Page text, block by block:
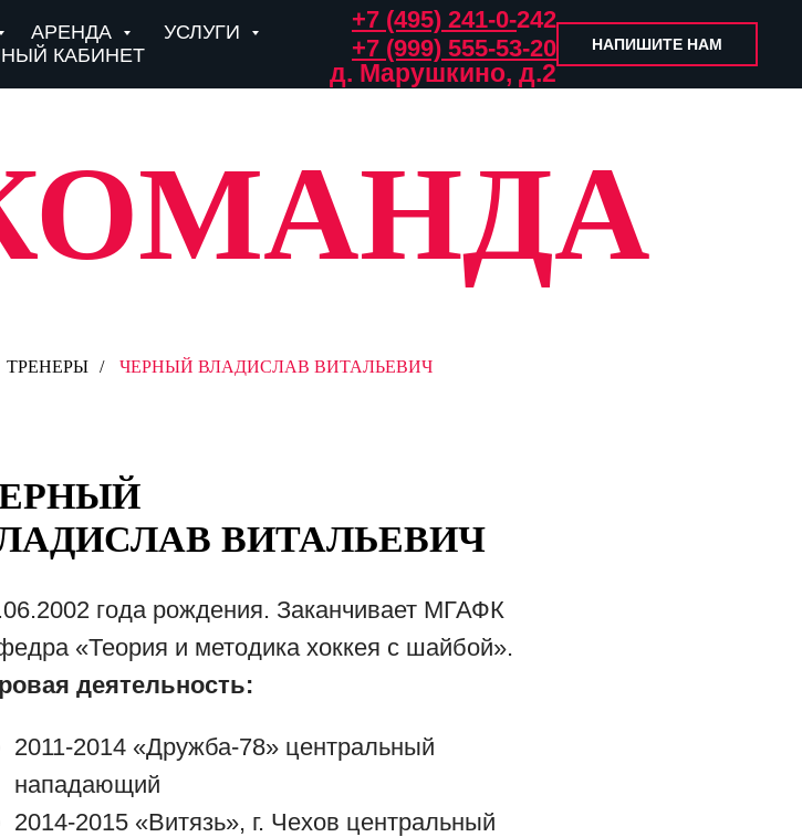
АРЕНДА
УСЛУГИ
КАБИНЕТ
+7 (495) 241-0-242
+7 (999) 555-53-20
д. Марушкино, д.2
НАПИШИТЕ НАМ
ТРЕНЕРЫ / ЧЕРНЫЙ ВЛАДИСЛАВ ВИТАЛЬЕВИЧ
ВИТАЛЬЕВИЧ
года рождения. Заканчивает МГАФК
«Теория и методика хоккея с шайбой».
деятельность:
2011-2014 «Дружба-78» центральный
нападающий
2014-2015 «Витязь», г. Чехов центральный